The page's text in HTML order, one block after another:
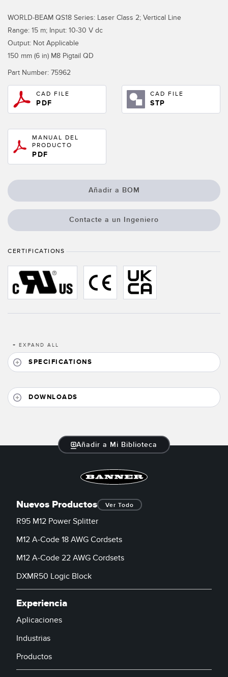
Sensores de Temperatura
Matrices de Detección y Sensores de Haz Ancho
Sensores de Monitoreo de Condiciones
Sensor de Vibración
ACCESORIOS
ACCESORIOS
Software de Configuración para Sensor GUI
ENLACES RELACIONADOS
IO-Link
Lavado a Presión
WORLD-BEAM QS18 Series: Laser Class 2; Vertical Line
Range: 15 m; Input: 10-30 V dc
Output: Not Applicable
150 mm (6 in) M8 Pigtail QD
Part Number: 75962
CAD FILE
PDF
CAD FILE
STP
MANUAL DEL
PRODUCTO
PDF
Añadir a BOM
Contacte a un Ingeniero
CERTIFICATIONS
+ EXPAND ALL
SPECIFICATIONS
DOWNLOADS
Añadir a Mi Biblioteca
Nuevos Productos Ver Todo
R95 M12 Power Splitter
M12 A-Code 18 AWG Cordsets
M12 A-Code 22 AWG Cordsets
DXMR50 Logic Block
Experiencia
Aplicaciones
Industrias
Productos